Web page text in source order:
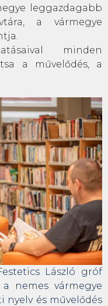
leggazdagabb
a vármegye
minden
a művelődés, a
László gróf
nemes vármegye
és művelődés